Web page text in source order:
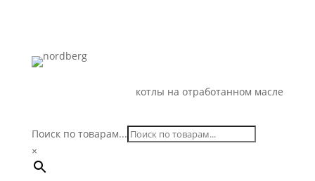
котлы на отработанном масле
Поиск по товарам...
×